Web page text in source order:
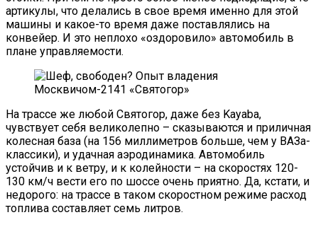
артикулы, что делались в свое время именно для этой
машины и какое-то время даже поставлялись на
конвейер. И это неплохо «оздоровило» автомобиль в
плане управляемости.
На трассе же любой Святогор, даже без Kayaba,
чувствует себя великолепно – сказываются и приличная
колесная база (на 156 миллиметров больше, чем у ВАЗа-
классики), и удачная аэродинамика. Автомобиль
устойчив и к ветру, и к колейности – на скоростях 120-
130 км/ч вести его по шоссе очень приятно. Да, кстати, и
недорого: на трассе в таком скоростном режиме расход
топлива составляет семь литров.